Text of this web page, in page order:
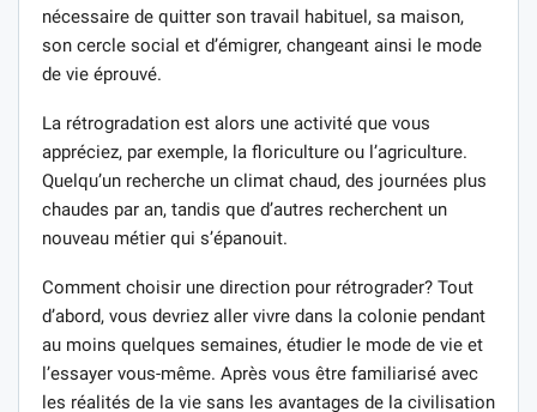
nécessaire de quitter son travail habituel, sa maison,
son cercle social et d’émigrer, changeant ainsi le mode
de vie éprouvé.
La rétrogradation est alors une activité que vous
appréciez, par exemple, la floriculture ou l’agriculture.
Quelqu’un recherche un climat chaud, des journées plus
chaudes par an, tandis que d’autres recherchent un
nouveau métier qui s’épanouit.
Comment choisir une direction pour rétrograder? Tout
d’abord, vous devriez aller vivre dans la colonie pendant
au moins quelques semaines, étudier le mode de vie et
l’essayer vous-même. Après vous être familiarisé avec
les réalités de la vie sans les avantages de la civilisation